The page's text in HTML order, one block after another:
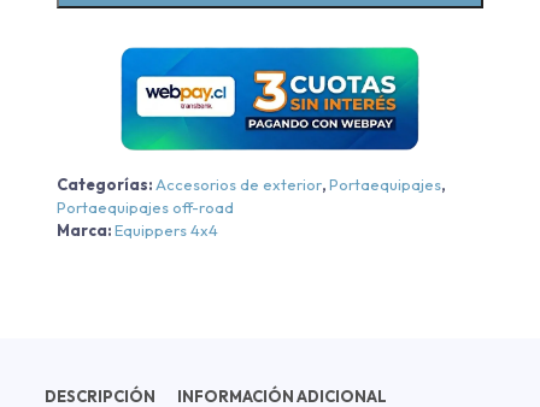
1998-
2018
cantidad
Categorías:Accesorios de exterior,Portaequipajes,
Portaequipajes off-road
Marca:Equippers 4x4
DESCRIPCIÓN INFORMACIÓN ADICIONAL